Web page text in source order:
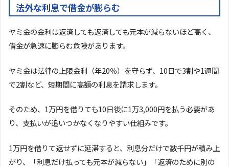
法外な利息で借金が膨らむ
ヤミ金の金利は返済しても返済しても元本が減らないほど高く、
借金が急速に膨らむ危険があります。
ヤミ金は法律の上限金利（年20％）を守らず、10日で3割や1週間
で2割など、短期間に高額の利息を請求します。
そのため、1万円を借りても10日後に1万3,000円を払う必要があ
り、支払いが追いつかなくなりやすい仕組みです。
1万円を借りて返せずに延滞すると、利息分だけで数千円が積み上
がり、「利息だけ払っても元本が減らない」「返済のために別の